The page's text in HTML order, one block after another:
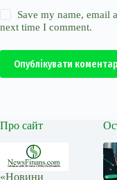
Save my name, email
next time I comment.
Опублікувати коментар
Про сайт
«Новини